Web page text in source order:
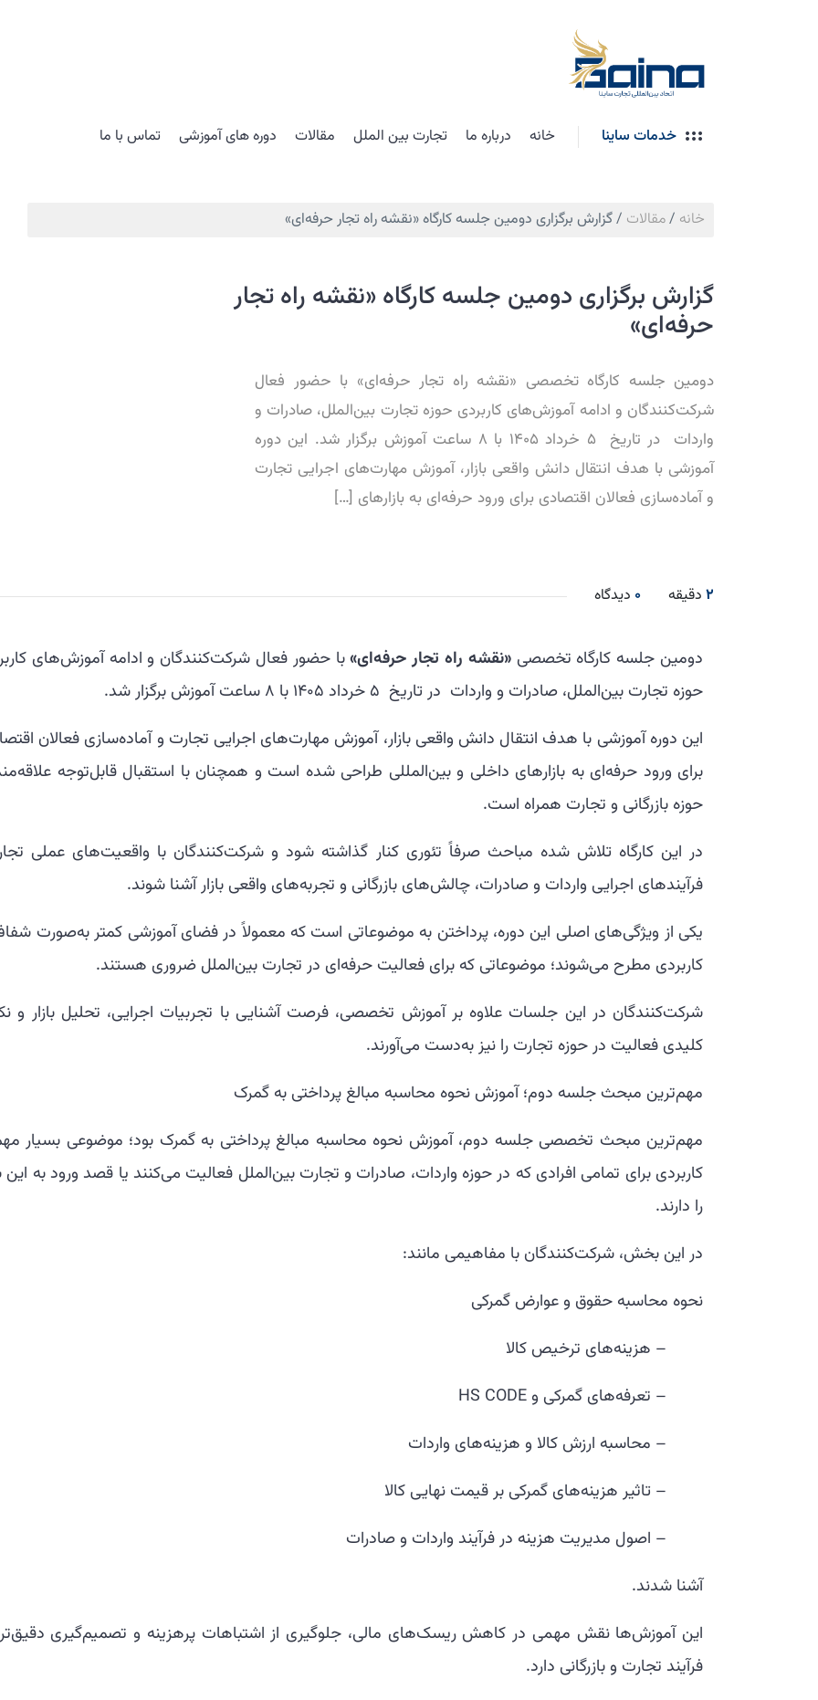
خدمات ساینا خانه درباره ما تجارت بین الملل مقالات دوره های آموزشی تماس با ما
خانه /مقالات /گزارش برگزاری دومین جلسه کارگاه «نقشه راه تجار حرفه‌ای»
گزارش برگزاری دومین جلسه کارگاه «نقشه راه تجار
حرفه‌ای»
دومین جلسه کارگاه تخصصی «نقشه راه تجار حرفه‌ای» با حضور فعال
شرکت‌کنندگان و ادامه آموزش‌های کاربردی حوزه تجارت بین‌الملل، صادرات و
واردات در تاریخ ۵ خرداد ۱۴۰۵ با ۸ ساعت آموزش برگزار شد. این دوره
آموزشی با هدف انتقال دانش واقعی بازار، آموزش مهارت‌های اجرایی تجارت
و آماده‌سازی فعالان اقتصادی برای ورود حرفه‌ای به بازارهای […]
2 دقیقه 0 دیدگاه
دومین جلسه کارگاه تخصصی«نقشه راه تجار حرفه‌ای»با حضور فعال شرکت‌کنندگان و ادامه آموزش‌های
حوزه تجارت بین‌الملل، صادرات و واردات در تاریخ ۵ خرداد ۱۴۰۵ با ۸ ساعت آموزش برگزار شد.
این دوره آموزشی با هدف انتقال دانش واقعی بازار، آموزش مهارت‌های اجرایی تجارت و آماده‌سازی فعالان
برای ورود حرفه‌ای به بازارهای داخلی و بین‌المللی طراحی شده است و همچنان با استقبال قابل‌توجه
حوزه بازرگانی و تجارت همراه است.
در این کارگاه تلاش شده مباحث صرفاً تئوری کنار گذاشته شود و شرکت‌کنندگان با واقعیت‌های عملی
فرآیندهای اجرایی واردات و صادرات، چالش‌های بازرگانی و تجربه‌های واقعی بازار آشنا شوند.
یکی از ویژگی‌های اصلی این دوره، پرداختن به موضوعاتی است که معمولاً در فضای آموزشی کمتر به‌صورت
کاربردی مطرح می‌شوند؛ موضوعاتی که برای فعالیت حرفه‌ای در تجارت بین‌الملل ضروری هستند.
شرکت‌کنندگان در این جلسات علاوه بر آموزش تخصصی، فرصت آشنایی با تجربیات اجرایی، تحلیل بازار و
کلیدی فعالیت در حوزه تجارت را نیز به‌دست می‌آورند.
مهم‌ترین مبحث جلسه دوم؛ آموزش نحوه محاسبه مبالغ پرداختی به گمرک
مهم‌ترین مبحث تخصصی جلسه دوم، آموزش نحوه محاسبه مبالغ پرداختی به گمرک بود؛ موضوعی بسیار
کاربردی برای تمامی افرادی که در حوزه واردات، صادرات و تجارت بین‌الملل فعالیت می‌کنند یا قصد ورود به این
را دارند.
در این بخش، شرکت‌کنندگان با مفاهیمی مانند:
نحوه محاسبه حقوق و عوارض گمرکی
– هزینه‌های ترخیص کالا
– تعرفه‌های گمرکی و HS CODE
– محاسبه ارزش کالا و هزینه‌های واردات
– تاثیر هزینه‌های گمرکی بر قیمت نهایی کالا
– اصول مدیریت هزینه در فرآیند واردات و صادرات
آشنا شدند.
این آموزش‌ها نقش مهمی در کاهش ریسک‌های مالی، جلوگیری از اشتباهات پرهزینه و تصمیم‌گیری
فرآیند تجارت و بازرگانی دارد.